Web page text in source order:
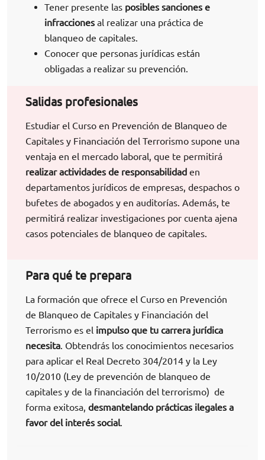
Tener presente las posibles sanciones e
infracciones al realizar una práctica de
blanqueo de capitales.
Conocer que personas jurídicas están
obligadas a realizar su prevención.
Salidas profesionales
Estudiar el Curso en Prevención de Blanqueo de
Capitales y Financiación del Terrorismo supone una
ventaja en el mercado laboral, que te permitirá
realizar actividades de responsabilidad en
departamentos jurídicos de empresas, despachos o
bufetes de abogados y en auditorías. Además, te
permitirá realizar investigaciones por cuenta ajena
casos potenciales de blanqueo de capitales.
Para qué te prepara
La formación que ofrece el Curso en Prevención
de Blanqueo de Capitales y Financiación del
Terrorismo es el impulso que tu carrera jurídica
necesita. Obtendrás los conocimientos necesarios
para aplicar el Real Decreto 304/2014 y la Ley
10/2010 (Ley de prevención de blanqueo de
capitales y de la financiación del terrorismo) de
forma exitosa, desmantelando prácticas ilegales a
favor del interés social.